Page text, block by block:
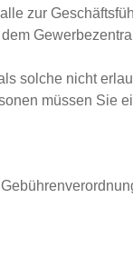
zur
solche nicht
müssen Sie